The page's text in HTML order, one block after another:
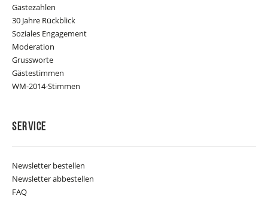
Gästezahlen
30 Jahre Rückblick
Soziales Engagement
Moderation
Grussworte
Gästestimmen
WM-2014-Stimmen
Service
Newsletter bestellen
Newsletter abbestellen
FAQ